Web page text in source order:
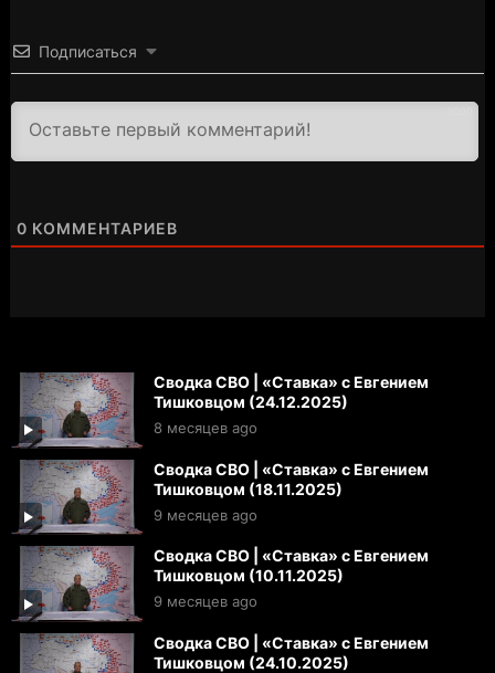
Подписаться
0 КОММЕНТАРИЕВ
Сводка СВО | «Ставка» с Евгением
Тишковцом (24.12.2025)
8 месяцев ago
Сводка СВО | «Ставка» с Евгением
Тишковцом (18.11.2025)
9 месяцев ago
Сводка СВО | «Ставка» с Евгением
Тишковцом (10.11.2025)
9 месяцев ago
Сводка СВО | «Ставка» с Евгением
Тишковцом (24.10.2025)